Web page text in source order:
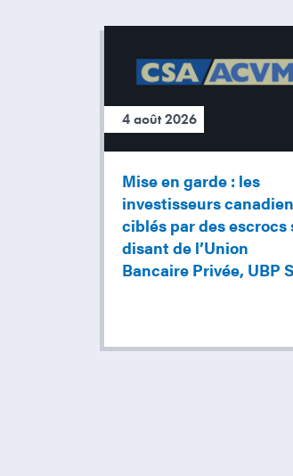
4 août 2026
Mise en garde : les
investisseurs
ciblés par des escrocs
disant de l’Union
Bancaire Privée, UBP